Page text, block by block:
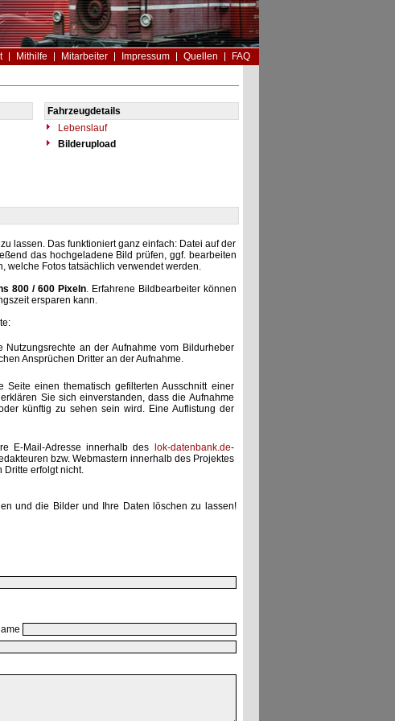
Mithilfe Mitarbeiter Impressum Quellen
FAQ
Fahrzeugdetails
Lebenslauf
Bilderupload
lassen. Das funktioniert ganz einfach: Datei auf der
das hochgeladene Bild prüfen, ggf. bearbeiten
welche Fotos tatsächlich verwendet werden.
800 / 600 Pixeln. Erfahrene Bildbearbeiter können
ersparen kann.
an der Aufnahme vom Bildurheber
Ansprüchen Dritter an der Aufnahme.
Seite einen thematisch gefilterten Ausschnitt einer
Sie sich einverstanden, dass die Aufnahme
künftig zu sehen sein wird. Eine Auflistung der
E-Mail-Adresse innerhalb des lok-datenbank.de-
bzw. Webmastern innerhalb des Projektes
Dritte erfolgt nicht.
und die Bilder und Ihre Daten löschen zu lassen!